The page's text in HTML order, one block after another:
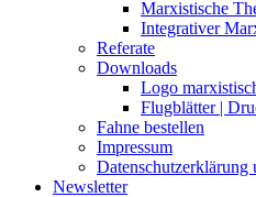
Marxistische
Integrativer
Referate
Downloads
Logo
Flugblätter |
Fahne bestellen
Impressum
Datenschutzerklärung
Newsletter